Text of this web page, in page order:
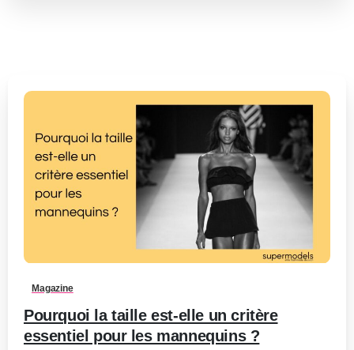
0
Magazine
Pourquoi la taille est-elle un critère
essentiel pour les mannequins ?